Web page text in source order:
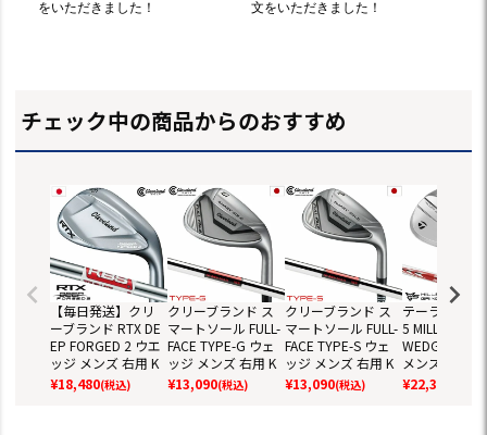
チェック中の商品からのおすすめ
【毎日発送】クリ
ーブランド RTX DE
EP FORGED 2 ウエ
ッジ メンズ 右用 K
BS TOUR LITE スチ
ールシャフト 日本
¥18,480(税込)
クリーブランド ス
マートソール FULL-
FACE TYPE-G ウェ
ッジ メンズ 右用 K
BS Hi-Rev MAX105
スチールシャフト
¥13,090(税込)
クリーブランド ス
マートソール FULL-
FACE TYPE-S ウェ
ッジ メンズ 右用 K
BS Hi-Rev MAX105
スチールシャフト
¥13,090(税込)
テーラーメイ
5 MILLED
WEDGE ウェ
メンズ 右用
O MODUS3
05 スチール
¥22,330